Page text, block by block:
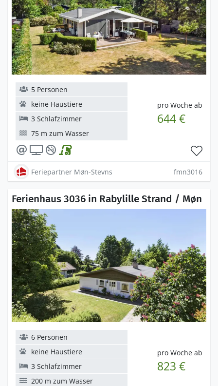
pro Woche ab
644 €
5 Personen
keine Haustiere
3 Schlafzimmer
75 m zum Wasser
Feriepartner Møn-Stevns fmn3016
Ferienhaus 3036 in Rabylille Strand / Møn
pro Woche ab
823 €
6 Personen
keine Haustiere
3 Schlafzimmer
200 m zum Wasser